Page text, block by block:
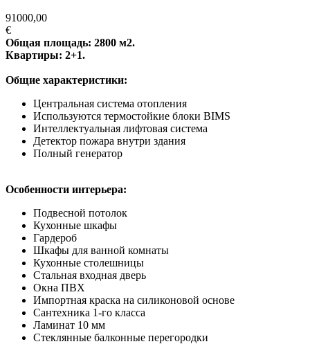
91000,00
€
Общая площадь: 2800 м2.
Квартиры: 2+1.
Общие характеристики:
Центральная система отопления
Используются термостойкие блоки BIMS
Интеллектуальная лифтовая система
Детектор пожара внутри здания
Полный генератор
Особенности интерьера:
Подвесной потолок
Кухонные шкафы
Гардероб
Шкафы для ванной комнаты
Кухонные столешницы
Стальная входная дверь
Окна ПВХ
Импортная краска на силиконовой основе
Сантехника 1-го класса
Ламинат 10 мм
Стеклянные балконные перегородки